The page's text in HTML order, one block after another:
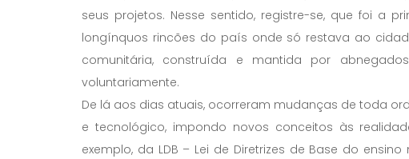
seus projetos. Nesse sentido, registre-se, que foi a
longínquos rincões do país onde só restava ao
comunitária, construída e mantida por
voluntariamente.
De lá aos dias atuais, ocorreram mudanças de toda
e tecnológico, impondo novos conceitos às
exemplo, da LDB – Lei de Diretrizes de Base do